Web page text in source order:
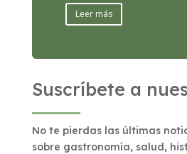
Leer más
Suscríbete a
No te pierdas las últimas
sobre gastronomía, salud,